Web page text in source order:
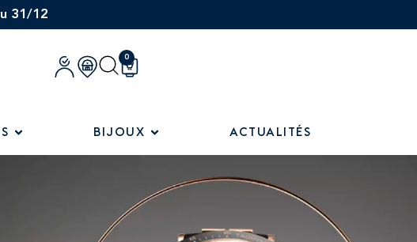
31/12
0
BIJOUX ACTUALITÉS